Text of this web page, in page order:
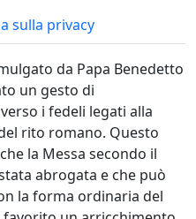
sulla privacy
da Papa Benedetto
un gesto di
i fedeli legati alla
rito romano. Questo
la Messa secondo il
abrogata e che può
la forma ordinaria del